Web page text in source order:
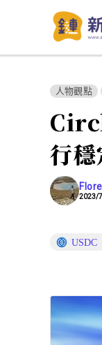
人物觀點
行
2023/
USDC